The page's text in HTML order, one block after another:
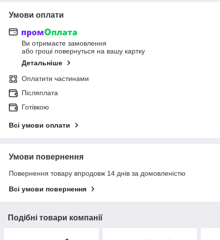
Умови оплати
Ви отримаєте замовлення
або гроші повернуться на вашу картку
Детальніше
Оплатити частинами
Післяплата
Готівкою
Всі умови оплати
Умови повернення
Повернення товару впродовж 14 днів за домовленістю
Всі умови повернення
Подібні товари компанії